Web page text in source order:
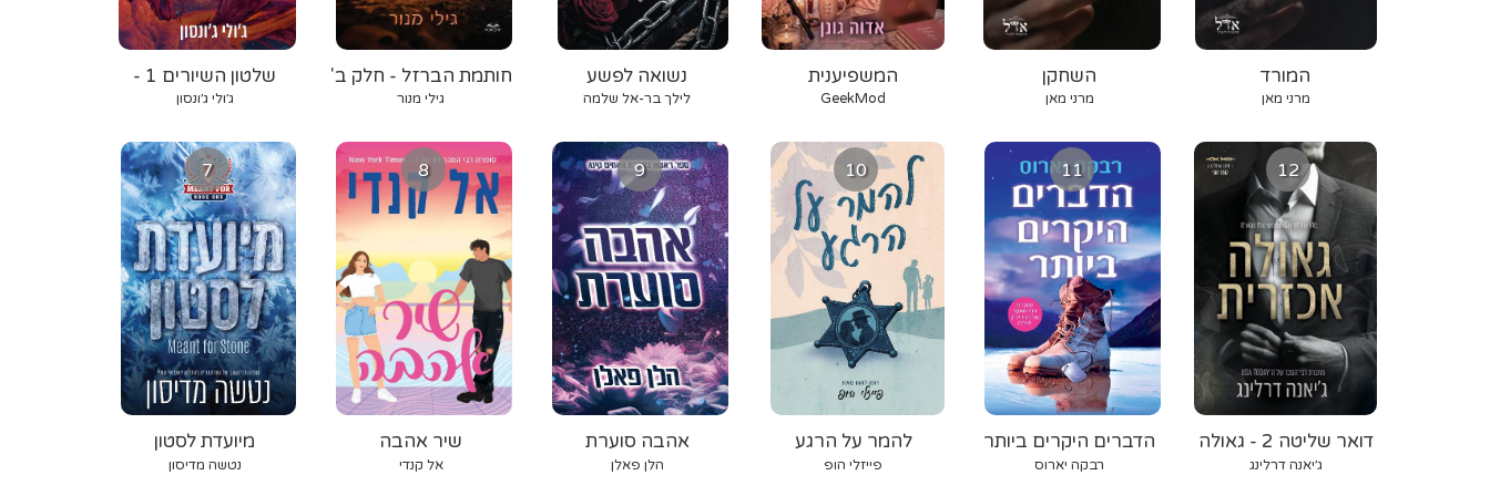
שלטון השיורים 1 -
אורגת הרוח
ג׳ולי ג׳ונסון
חותמת הברזל - חלק ב'
גילי מנור
נשואה לפשע
לילך בר-אל שלמה
המשפיענית
GeekMod
השחקן
מרני מאן
המורד
מרני מאן
7
מיועדת לסטון
נטשה מדיסון
8
שיר אהבה
אל קנדי
9
אהבה סוערת
הלן פאלן
10
להמר על הרגע
פייזלי הופ
11
הדברים היקרים ביותר
רבקה יארוס
12
דואר שליטה 2 - גאולה
אכזרית
ג׳יאנה דרלינג